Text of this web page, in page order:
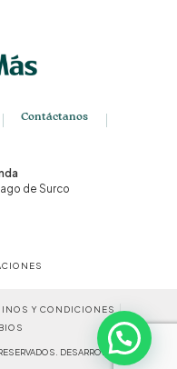
Contáctanos
de Surco
DESARROLLADO POR
Y CONDICIONES